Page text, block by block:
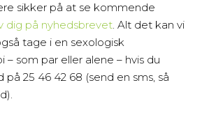
sikker på at se kommende
dig på nyhedsbrevet. Alt det kan vi
tage i en sexologisk
– som par eller alene – hvis du
25 46 42 68 (send en sms, så